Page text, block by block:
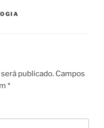
publicado. Campos
*